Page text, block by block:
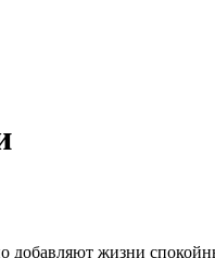
добавляют жизни